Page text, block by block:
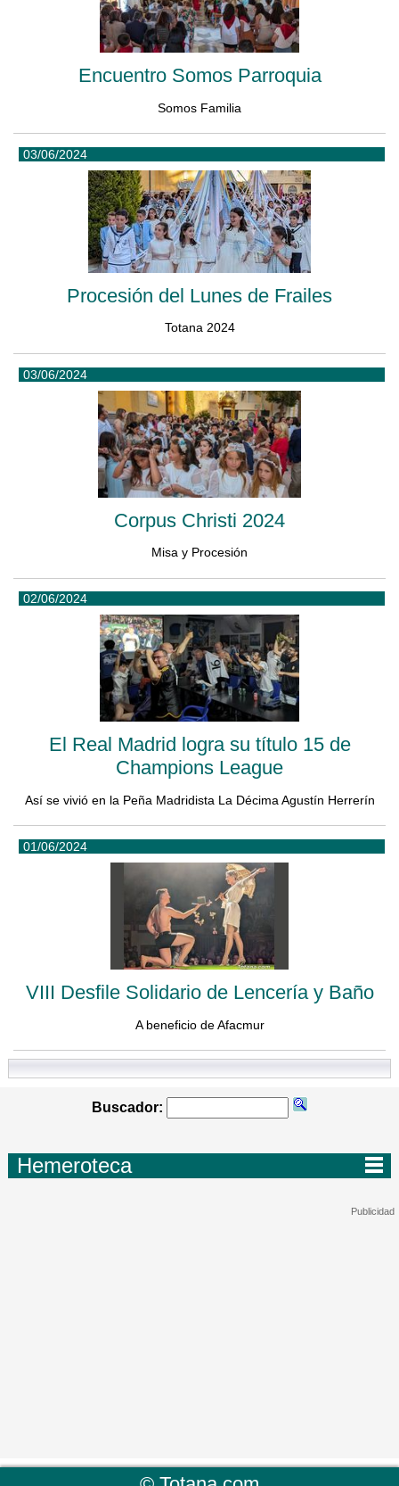
Encuentro Somos Parroquia
Somos Familia
03/06/2024
Procesión del Lunes de Frailes
Totana 2024
03/06/2024
Corpus Christi 2024
Misa y Procesión
02/06/2024
El Real Madrid logra su título 15 de
Champions League
Así se vivió en la Peña Madridista La Décima Agustín Herrerín
01/06/2024
VIII Desfile Solidario de Lencería y Baño
A beneficio de Afacmur
Buscador:
Hemeroteca